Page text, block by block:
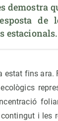
demostra
de
estacionals.
estat fins
i les